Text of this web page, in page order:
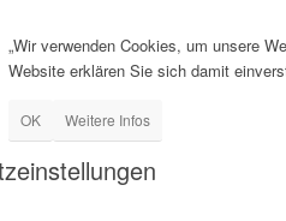
„Wir verwenden Cookies, um unsere
Website erklären Sie sich damit
OK Weitere Infos